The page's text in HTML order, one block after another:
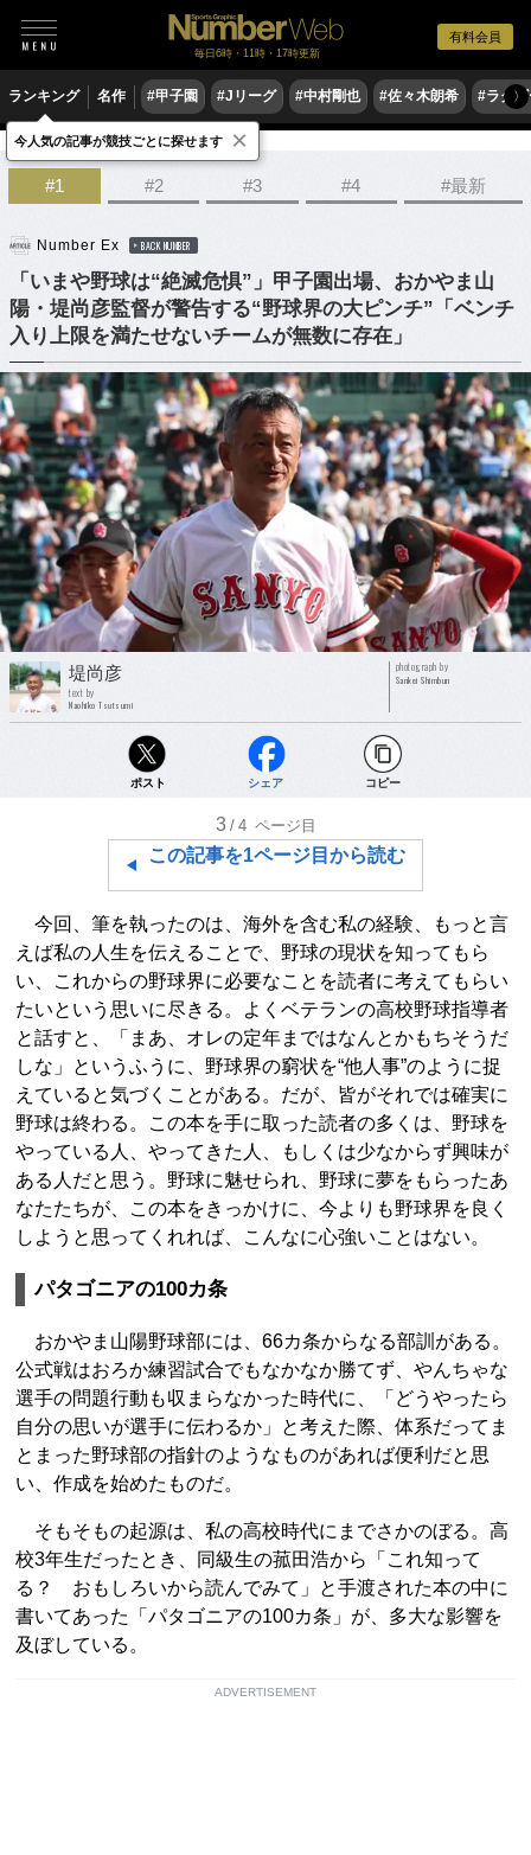
有料会員
毎日6時・11時・17時更新
ランキング 名作 #甲子園 #Jリーグ #中村剛也 #佐々木朗希 #ラグ〉
野球 高校野球
#1 #2 #3 #4 #最新
Number Ex BACK NUMBER
「いまや野球は“絶滅危惧”」甲子園出場、おかやま山
陽・堤尚彦監督が警告する“野球界の大ピンチ”「ベンチ
入り上限を満たせないチームが無数に存在」
堤尚彦
text by
Naohiko Tsutsumi
photograph by
Sankei Shimbun
ポスト シェア コピー
3 /4 ページ目
この記事を1ページ目から読む
今回、筆を執ったのは、海外を含む私の経験、もっと言
えば私の人生を伝えることで、野球の現状を知ってもら
い、これからの野球界に必要なことを読者に考えてもらい
たいという思いに尽きる。よくベテランの高校野球指導者
と話すと、「まあ、オレの定年まではなんとかもちそうだ
しな」というふうに、野球界の窮状を“他人事”のように捉
えていると気づくことがある。だが、皆がそれでは確実に
野球は終わる。この本を手に取った読者の多くは、野球を
やっている人、やってきた人、もしくは少なからず興味が
ある人だと思う。野球に魅せられ、野球に夢をもらったあ
なたたちが、この本をきっかけに、今よりも野球界を良く
しようと思ってくれれば、こんなに心強いことはない。
パタゴニアの100カ条
おかやま山陽野球部には、66カ条からなる部訓がある。
公式戦はおろか練習試合でもなかなか勝てず、やんちゃな
選手の問題行動も収まらなかった時代に、「どうやったら
自分の思いが選手に伝わるか」と考えた際、体系だってま
とまった野球部の指針のようなものがあれば便利だと思
い、作成を始めたものだ。
そもそもの起源は、私の高校時代にまでさかのぼる。高
校3年生だったとき、同級生の菰田浩から「これ知って
る？ おもしろいから読んでみて」と手渡された本の中に
書いてあった「パタゴニアの100カ条」が、多大な影響を
及ぼしている。
ADVERTISEMENT
今人気の記事が競技ごとに探せます ×